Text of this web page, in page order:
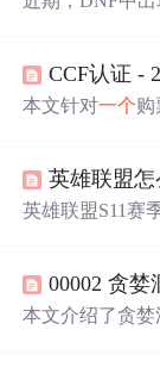
过此方法轻松
价值的大幅下跌
本文针对一个购
能，解决了这
票请求。
英雄联盟怎
英雄联盟S11赛
子等英雄，对
但严重影响游
00002 贪婪
本文介绍了贪